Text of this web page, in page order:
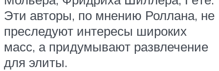
Эти авторы, по мнению Роллана, не
преследуют интересы широких
масс, а придумывают развлечение
для элиты.